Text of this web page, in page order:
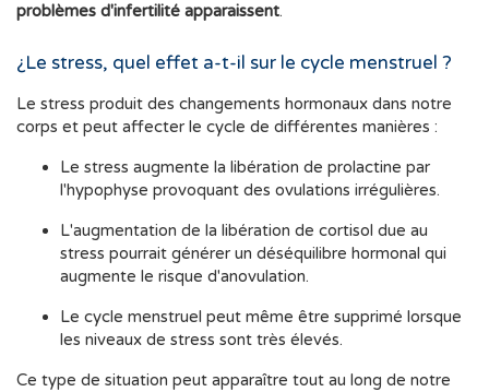
problèmes d'infertilité apparaissent.
¿Le stress, quel effet a-t-il sur le cycle menstruel ?
Le stress produit des changements hormonaux dans notre
corps et peut affecter le cycle de différentes manières :
Le stress augmente la libération de prolactine par
l'hypophyse provoquant des ovulations irrégulières.
L'augmentation de la libération de cortisol due au
stress pourrait générer un déséquilibre hormonal qui
augmente le risque d'anovulation.
Le cycle menstruel peut même être supprimé lorsque
les niveaux de stress sont très élevés.
Ce type de situation peut apparaître tout au long de notre